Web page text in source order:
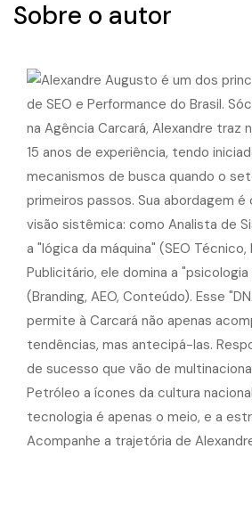
Sobre o autor